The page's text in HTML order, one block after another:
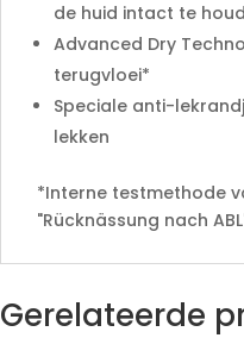
de huid intact te
Advanced Dry
terugvloei*
Speciale anti-
lekken
*Interne testmethode
"Rücknässung nach
Gerelateerde